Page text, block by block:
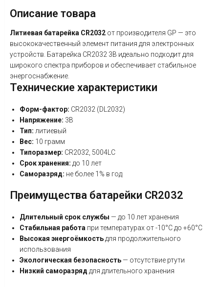
Описание товара
Литиевая батарейка CR2032 от производителя GP — это
высококачественный элемент питания для электронных
устройств. Батарейка CR2032 3В идеально подходит для
широкого спектра приборов и обеспечивает стабильное
энергоснабжение.
Технические характеристики
Форм-фактор: CR2032 (DL2032)
Напряжение: 3В
Тип: литиевый
Вес: 10 грамм
Типоразмер: CR2032, 5004LC
Срок хранения: до 10 лет
Саморазряд: не более 1% в год
Преимущества батарейки CR2032
Длительный срок службы — до 10 лет хранения
Стабильная работа при температурах от -10°C до +60°C
Высокая энергоёмкостьдля продолжительного
использования
Экологическая безопасность— отсутствие ртути
Низкий саморазряд для длительного хранения